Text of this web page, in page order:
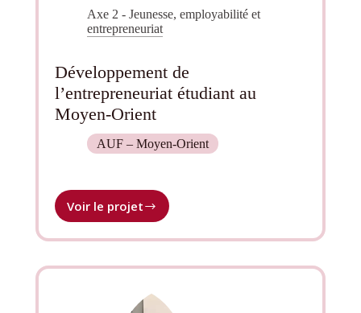
Axe 2 - Jeunesse, employabilité et
entrepreneuriat
Développement de
l’entrepreneuriat étudiant au
Moyen-Orient
AUF – Moyen-Orient
Voir le projetDéveloppement
l’entrepreneuriat
Moyen-
Orient